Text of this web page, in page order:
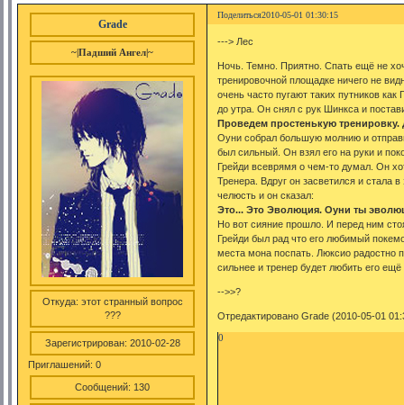
Поделиться2010-05-01 01:30:15
Grade
~|Падший Ангел|~
Откуда: этот странный вопрос
???
Зарегистрирован: 2010-02-28
Приглашений: 0
Сообщений: 130
---> Лес
Ночь. Темно. Приятно. Спать ещё не
тренировочной площадке ничего не
очень часто пугают таких путников
до утра. Он снял с рук Шинкса и
Проведем простенькую
Оуни собрал большую молнию и
был сильный. Он взял его на руки и
Грейди всеврямя о чем-то думал. Он
Тренера. Вдруг он засветился и стала
челюсть и он сказал:
Это... Это Эволюция. Оуни ты
Но вот сияние прошло. И перед ним
Грейди был рад что его любимый
места мона поспать. Люксио радостно
сильнее и тренер будет любить его ещё
-->>?
Отредактировано Grade (2010-05-01
0